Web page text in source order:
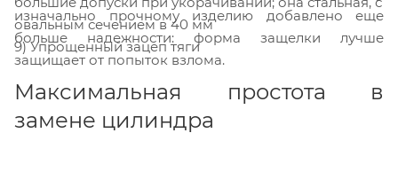
овальным сечением в 40 мм
9) Упрощенный зацеп тяги
изначально прочному изделию добавлено еще
больше надежности: форма защелки лучше
защищает от попыток взлома.
Максимальная простота в
замене цилиндра